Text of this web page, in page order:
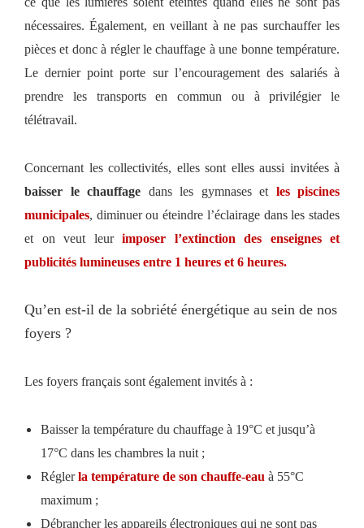
nécessaires. Également, en veillant à ne pas surchauffer les
pièces et donc à régler le chauffage à une bonne température.
Le dernier point porte sur l’encouragement des salariés à
prendre les transports en commun ou à privilégier le
télétravail.
Concernant les collectivités, elles sont elles aussi invitées à
baisser le chauffage dans les gymnases et les piscines
municipales, diminuer ou éteindre l’éclairage dans les stades
et on veut leur imposer l’extinction des enseignes et
publicités lumineuses entre 1 heures et 6 heures.
Qu’en est-il de la sobriété énergétique au sein de nos
foyers ?
Les foyers français sont également invités à :
Baisser la température du chauffage à 19°C et jusqu’à
17°C dans les chambres la nuit ;
Réglerla température de son chauffe-eau à 55°C
maximum ;
Débrancher les appareils électroniques qui ne sont pas